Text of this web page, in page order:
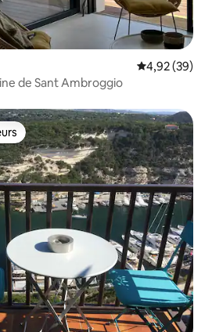
Note
4,92 (39)
de Sant Ambroggio